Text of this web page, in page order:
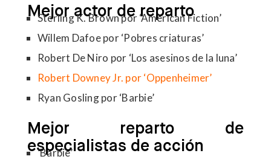
Mejor actor de reparto
Sterling K. Brown por ‘American Fiction’
Willem Dafoe por ‘Pobres criaturas’
Robert De Niro por ‘Los asesinos de la luna’
Robert Downey Jr. por ‘Oppenheimer’
Ryan Gosling por ‘Barbie’
Mejor reparto de
especialistas de acción
‘Barbie’